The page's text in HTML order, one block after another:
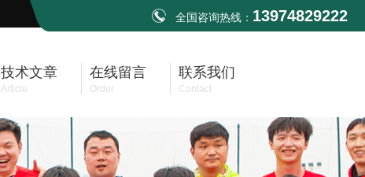
全国咨询热线： 13974829222
技术文章
Article
在线留言
Order
联系我们
Contact